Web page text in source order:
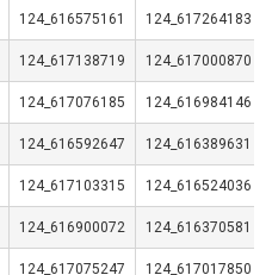
124_616575161 124_617264183
124_617138719 124_617000870
124_617076185 124_616984146
124_616592647 124_616389631
124_617103315 124_616524036
124_616900072 124_616370581
124_617075247 124_617017850